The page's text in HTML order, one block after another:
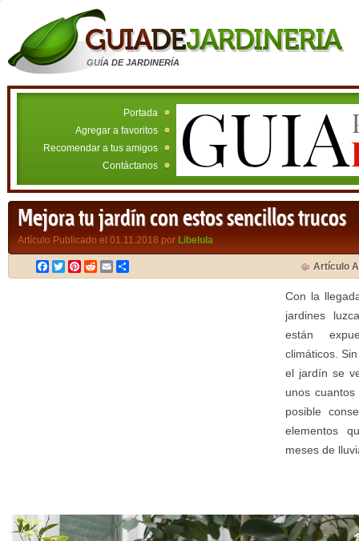
GUÍA DE JARDINERÍA
Portada
Agregar a favoritos
Recomendar a tus amigos
Contáctanos
Mejora tu jardín con estos sencillos trucos
Artículo Publicado el 01.11.2018 por Libelula
Facebook
TwitterPinterest
RedditEmail Artículo
Con la
jardines
están
climáticos.
el jardín se
unos
posible
elementos
meses de